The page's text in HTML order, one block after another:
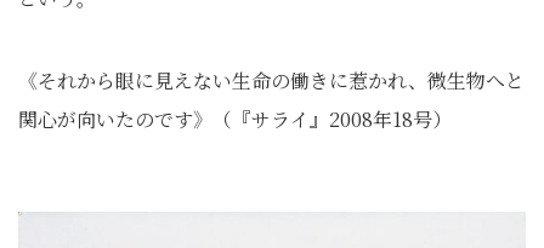
《それから眼に見えない生命の働きに惹かれ、微生物へと
関心が向いたのです》（『サライ』2008年18号）